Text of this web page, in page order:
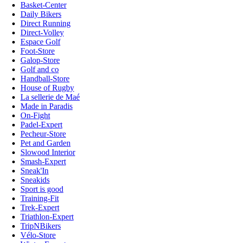
Basket-Center
Daily Bikers
Direct Running
Direct-Volley
Espace Golf
Foot-Store
Galop-Store
Golf and co
Handball-Store
House of Rugby
La sellerie de Maé
Made in Paradis
On-Fight
Padel-Expert
Pecheur-Store
Pet and Garden
Slowood Interior
Smash-Expert
Sneak'In
Sneakids
Sport is good
Training-Fit
Trek-Expert
Triathlon-Expert
TripNBikers
Vélo-Store